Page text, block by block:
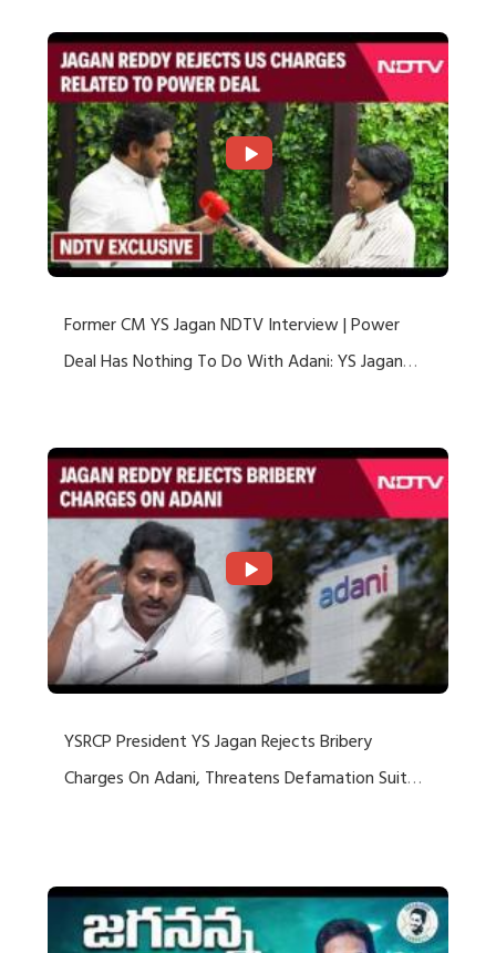
Former CM YS Jagan NDTV Interview | Power
Deal Has Nothing To Do With Adani: YS Jagan
YSRCP President YS Jagan Rejects Bribery
Charges On Adani, Threatens Defamation Suit